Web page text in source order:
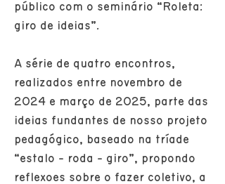
público com o seminário “Roleta:
giro de ideias”.
A série de quatro encontros,
realizados entre novembro de
2024 e março de 2025, parte das
ideias fundantes de nosso projeto
pedagógico, baseado na tríade
“estalo - roda - giro”, propondo
reflexões sobre o fazer coletivo, a